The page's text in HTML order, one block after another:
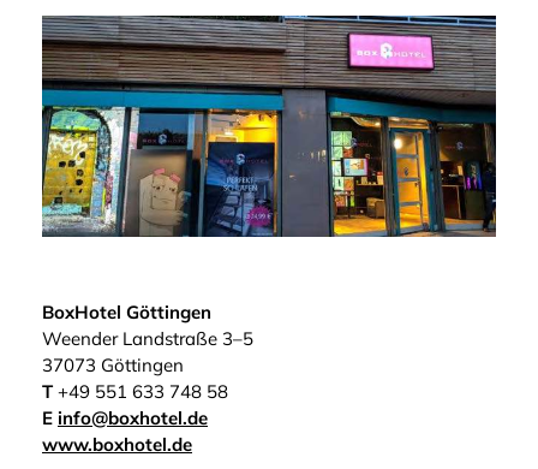
BoxHotel Göttingen
Weender Landstraße 3–5
37073 Göttingen
T+49 551 633 748 58
E info@boxhotel.de
www.boxhotel.de